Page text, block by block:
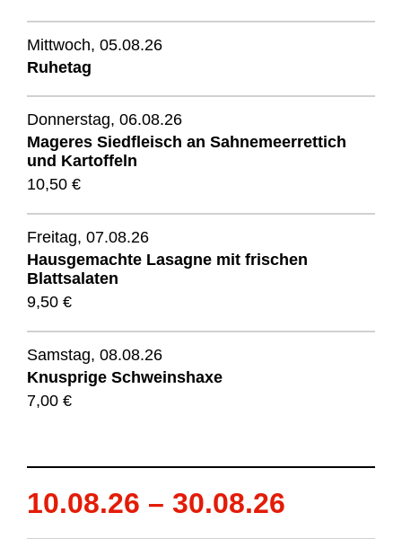
Mittwoch, 05.08.26
Ruhetag
Donnerstag, 06.08.26
Mageres Siedfleisch an Sahnemeerrettich
und Kartoffeln
10,50 €
Freitag, 07.08.26
Hausgemachte Lasagne mit frischen
Blattsalaten
9,50 €
Samstag, 08.08.26
Knusprige Schweinshaxe
7,00 €
10.08.26 – 30.08.26